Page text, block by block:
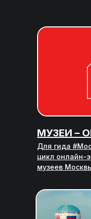
МУЗЕИ –
Для гида
цикл онлайн-
музеев